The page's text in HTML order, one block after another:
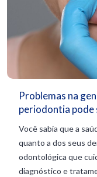
Problemas na
periodontia pode
Você sabia que a
quanto a dos seus
odontológica que
diagnóstico e